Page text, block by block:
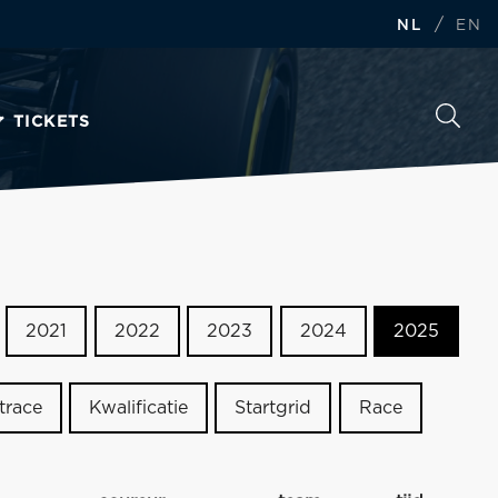
NL / EN
TICKETS
2021 2022 2023 2024 2025
Kwalificatie Startgrid Race